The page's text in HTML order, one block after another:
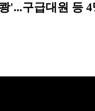
'...구급대원 등